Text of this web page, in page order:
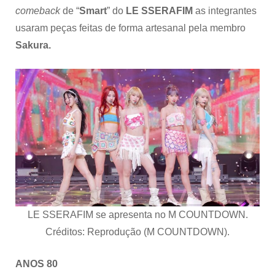
comebackde “Smart” do LE SSERAFIM as integrantes
usaram peças feitas de forma artesanal pela membro
Sakura.
LE SSERAFIM se apresenta no M COUNTDOWN.
Créditos: Reprodução (M COUNTDOWN).
ANOS 80